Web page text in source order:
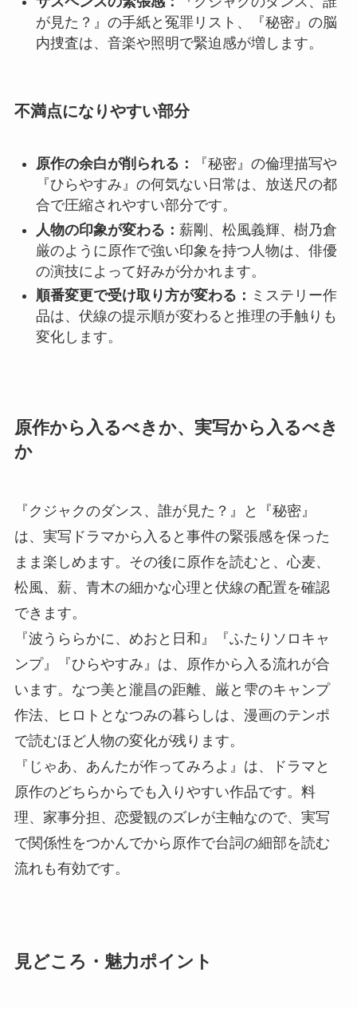
が見た？』の手紙と冤罪リスト、『秘密』の脳
内捜査は、音楽や照明で緊迫感が増します。
不満点になりやすい部分
原作の余白が削られる：
『秘密』の倫理描写や
『ひらやすみ』の何気ない日常は、放送尺の都
合で圧縮されやすい部分です。
人物の印象が変わる： 薪剛、松風義輝、樹乃倉
厳のように原作で強い印象を持つ人物は、俳優
の演技によって好みが分かれます。
順番変更で受け取り方が変わる： ミステリー作
品は、伏線の提示順が変わると推理の手触りも
変化します。
原作から入るべきか、実写から入るべき
か
『クジャクのダンス、誰が見た？』と『秘密』
は、実写ドラマから入ると事件の緊張感を保った
まま楽しめます。その後に原作を読むと、心麦、
松風、薪、青木の細かな心理と伏線の配置を確認
できます。
『波うららかに、めおと日和』『ふたりソロキャ
ンプ』『ひらやすみ』は、原作から入る流れが合
います。なつ美と瀧昌の距離、厳と雫のキャンプ
作法、ヒロトとなつみの暮らしは、漫画のテンポ
で読むほど人物の変化が残ります。
『じゃあ、あんたが作ってみろよ』は、ドラマと
原作のどちらからでも入りやすい作品です。料
理、家事分担、恋愛観のズレが主軸なので、実写
で関係性をつかんでから原作で台詞の細部を読む
流れも有効です。
見どころ・魅力ポイント